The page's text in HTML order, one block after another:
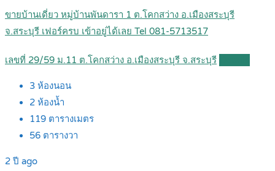
ขายบ้านเดี่ยว หมู่บ้านพันดารา 1 ต.โคกสว่าง อ.เมืองสระบุรี
จ.สระบุรี เฟอร์ครบ เข้าอยู่ได้เลย Tel 081-5713517
เลขที่ 29/59 ม.11 ต.โคกสว่าง อ.เมืองสระบุรี จ.สระบุรี
3 ห้องนอน
2 ห้องน้ำ
119 ตารางเมตร
56 ตารางวา
2 ปี ago